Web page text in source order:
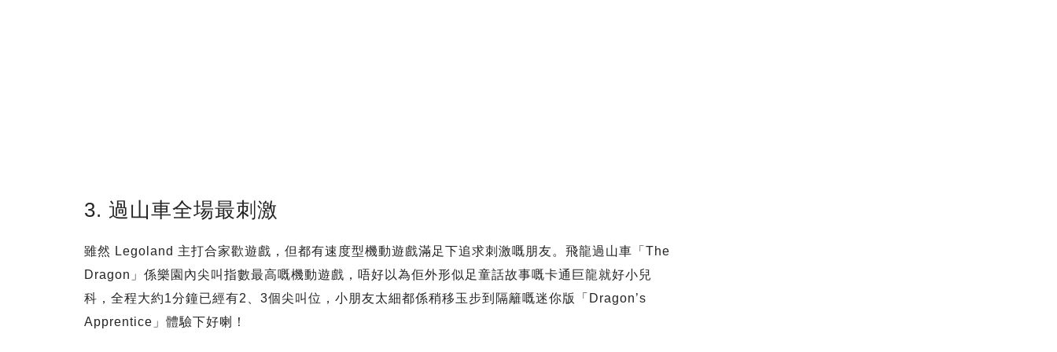
3. 過山車全場最刺激
雖然 Legoland 主打合家歡遊戲，但都有速度型機動遊戲滿足下追求刺激嘅朋友。飛龍過山車「The
Dragon」係樂園內尖叫指數最高嘅機動遊戲，唔好以為佢外形似足童話故事嘅卡通巨龍就好小兒
科，全程大約1分鐘已經有2、3個尖叫位，小朋友太細都係稍移玉步到隔籬嘅迷你版「Dragon’s
Apprentice」體驗下好喇！